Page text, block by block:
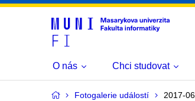
O nás Chci studovat
Fotogalerie událostí 2017-